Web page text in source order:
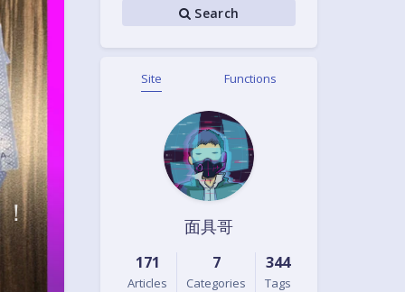
Search
Site Functions
面具哥
171
Articles
7
Categories
344
Tags